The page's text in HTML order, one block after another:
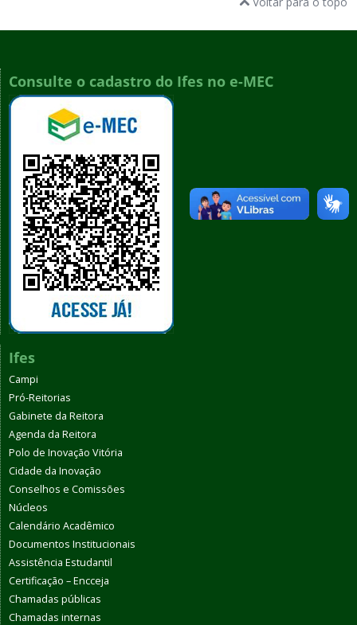
Consulte o cadastro do Ifes no e-MEC
Ifes
Campi
Pró-Reitorias
Gabinete da Reitora
Agenda da Reitora
Polo de Inovação Vitória
Cidade da Inovação
Conselhos e Comissões
Núcleos
Calendário Acadêmico
Documentos Institucionais
Assistência Estudantil
Certificação – Encceja
Chamadas públicas
Chamadas internas